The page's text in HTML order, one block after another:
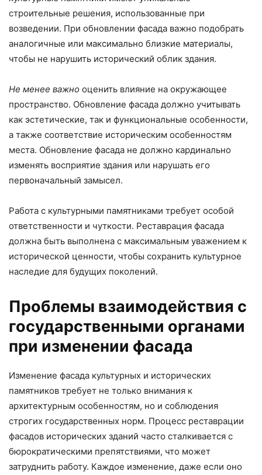
строительные решения, использованные при
возведении. При обновлении фасада важно подобрать
аналогичные или максимально близкие материалы,
чтобы не нарушить исторический облик здания.
Не менее важно оценить влияние на окружающее
пространство. Обновление фасада должно учитывать
как эстетические, так и функциональные особенности,
а также соответствие историческим особенностям
места. Обновление фасада не должно кардинально
изменять восприятие здания или нарушать его
первоначальный замысел.
Работа с культурными памятниками требует особой
ответственности и чуткости. Реставрация фасада
должна быть выполнена с максимальным уважением к
исторической ценности, чтобы сохранить культурное
наследие для будущих поколений.
Проблемы взаимодействия с
государственными органами
при изменении фасада
Изменение фасада культурных и исторических
памятников требует не только внимания к
архитектурным особенностям, но и соблюдения
строгих государственных норм. Процесс реставрации
фасадов исторических зданий часто сталкивается с
бюрократическими препятствиями, что может
затруднить работу. Каждое изменение, даже если оно